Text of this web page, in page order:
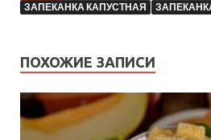
ЗАПЕКАНКА КАПУСТНАЯ
ПОХОЖИЕ ЗАПИСИ